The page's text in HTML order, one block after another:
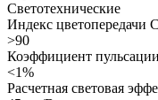
Светотехнические
Индекс цветопередачи
>90
Коэффициент
<1%
Расчетная световая